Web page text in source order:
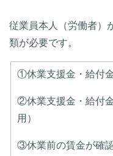
従業員本人（労働者
類が必要です。
①休業支援金・給付
②休業支援金・給付
用）
③休業前の賃金が確